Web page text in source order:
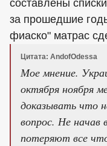
составлены
за прошедшие
фиаско" матрас
Цитата: AndofOdessa
Мое мнение.
октября ноября
доказывать что
вопрос. Не начав
потеряют все